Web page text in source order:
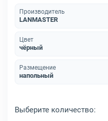
Производитель
LANMASTER
Цвет
чёрный
Размещение
напольный
Выберите количество: